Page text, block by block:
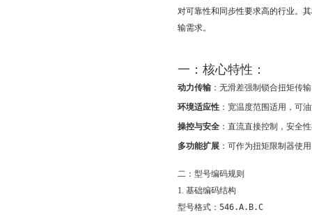
对可靠性和同步性要求高的行业。
输需求。
一：核心特性：
动力传输 ：无滑差强制锁合扭矩传
环境适应性 ：宽温度范围适用，可
操控与安全 ：直流直接控制，安全
多功能扩展 ：可作为扭矩限制器使
二：型号编码规则
1. 基础编码结构
型号格式： 546.A.B.C